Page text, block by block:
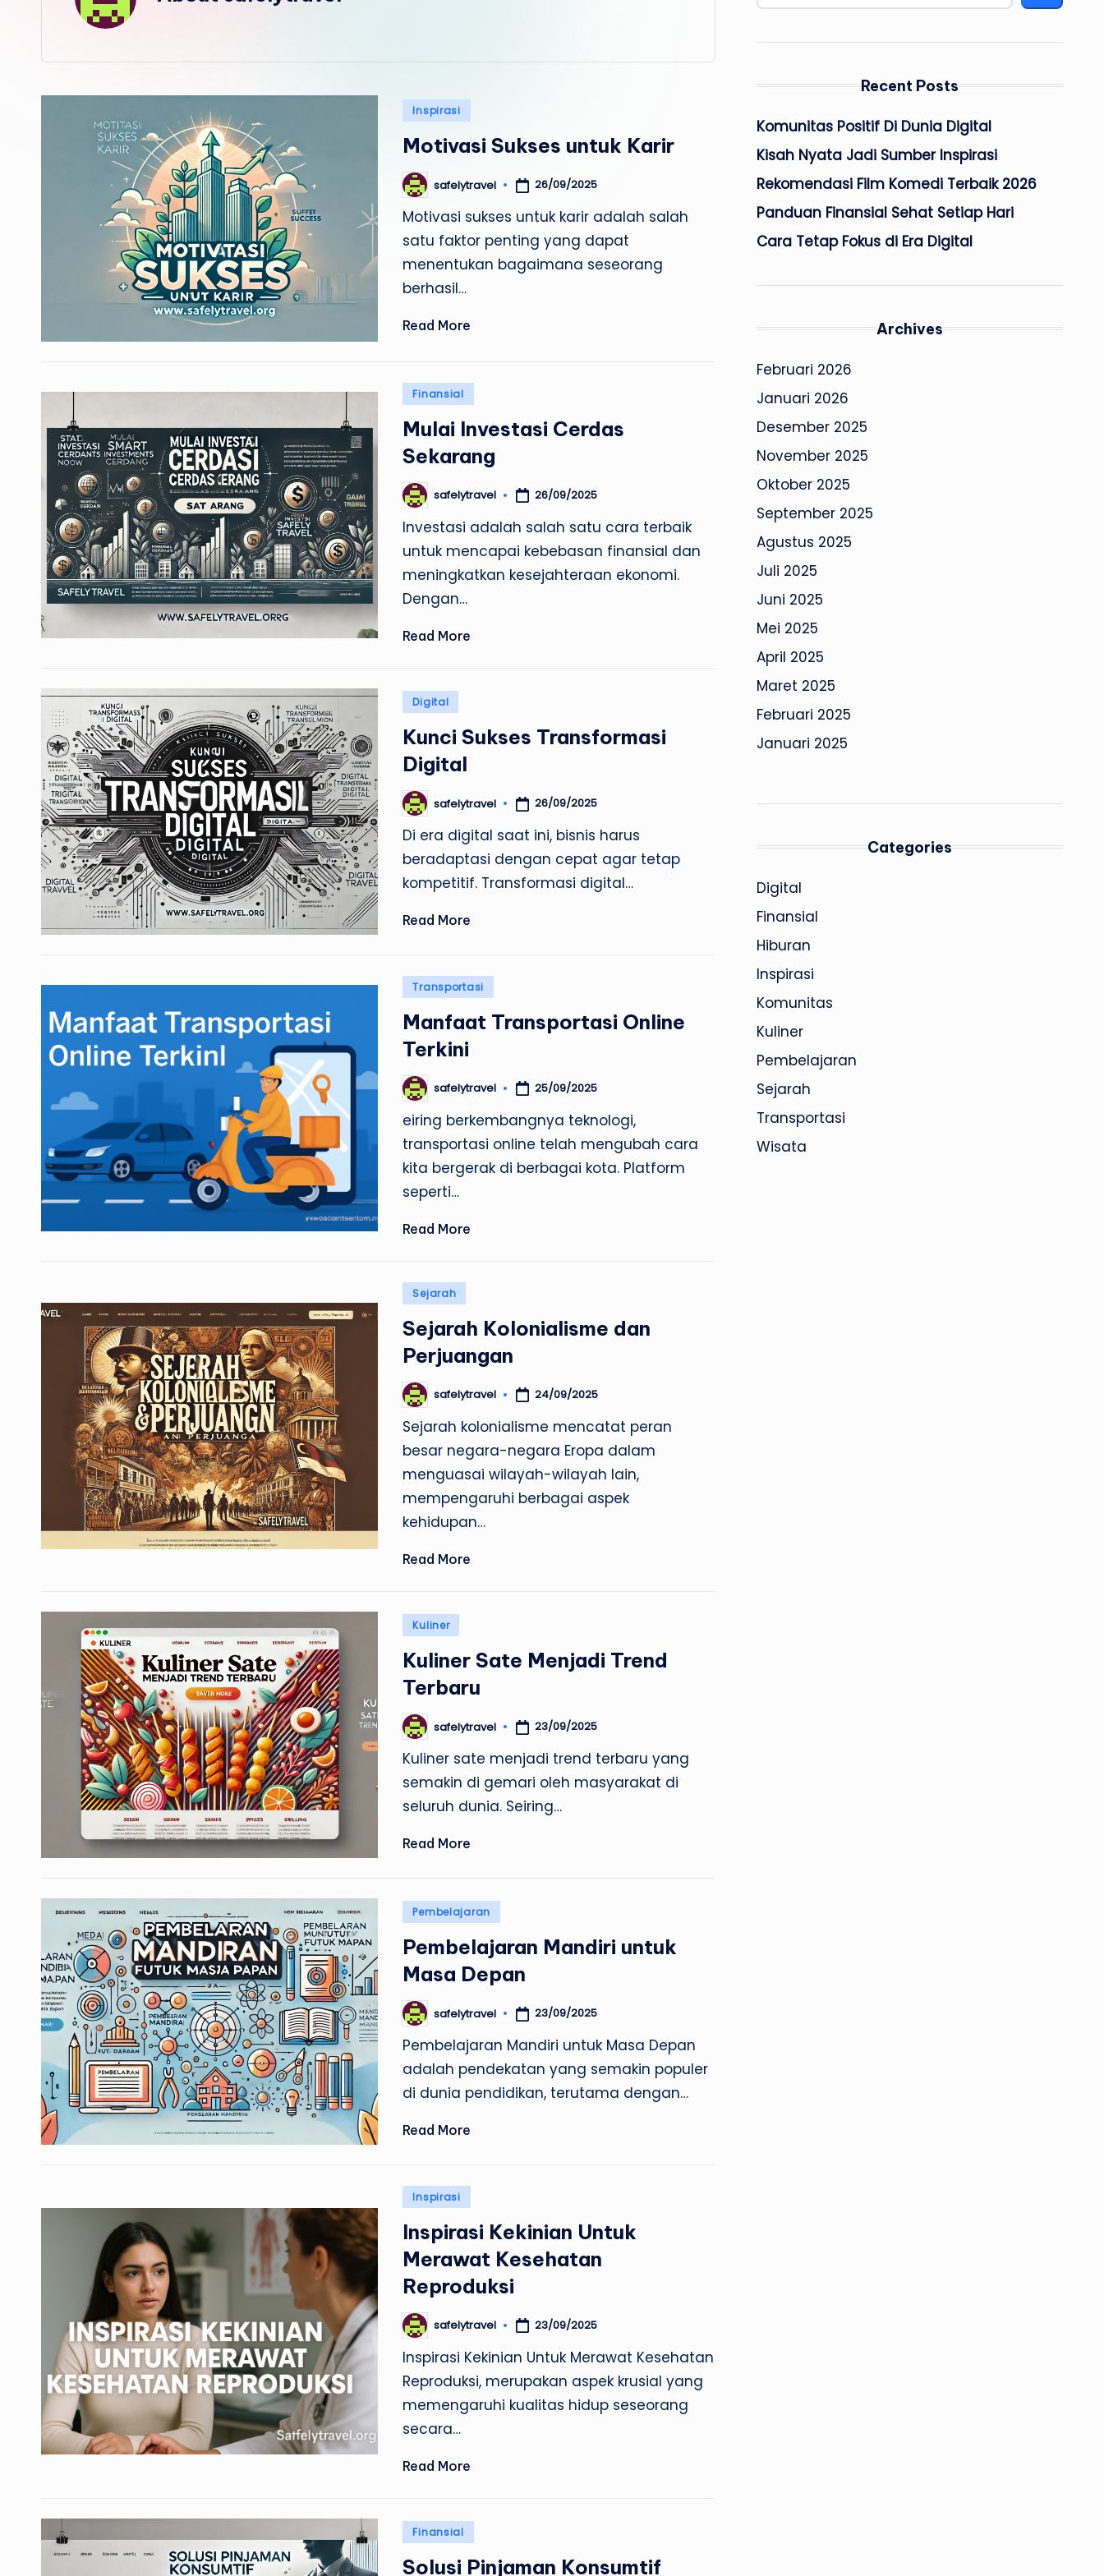
e
Posted
Inspirasi
Motivasi Sukses untuk Karir
Posted
by
safelytravel 26/09/2025
Motivasi sukses untuk karir adalah salah
satu faktor penting yang dapat
menentukan bagaimana seseorang
berhasil…
Read More
Posted
Finansial
Mulai Investasi Cerdas
Sekarang
Posted
by
safelytravel 26/09/2025
Investasi adalah salah satu cara terbaik
untuk mencapai kebebasan finansial dan
meningkatkan kesejahteraan ekonomi.
Dengan…
Read More
Posted
Digital
Kunci Sukses Transformasi
Digital
Posted
by
safelytravel 26/09/2025
Di era digital saat ini, bisnis harus
beradaptasi dengan cepat agar tetap
kompetitif. Transformasi digital…
Read More
Posted
Transportasi
Manfaat Transportasi Online
Terkini
Posted
by
safelytravel 25/09/2025
eiring berkembangnya teknologi,
transportasi online telah mengubah cara
kita bergerak di berbagai kota. Platform
seperti…
Read More
Posted
Sejarah
Sejarah Kolonialisme dan
Perjuangan
Posted
by
safelytravel 24/09/2025
Sejarah kolonialisme mencatat peran
besar negara-negara Eropa dalam
menguasai wilayah-wilayah lain,
mempengaruhi berbagai aspek
kehidupan…
Read More
Posted
Kuliner
Kuliner Sate Menjadi Trend
Terbaru
Posted
by
safelytravel 23/09/2025
Kuliner sate menjadi trend terbaru yang
semakin di gemari oleh masyarakat di
seluruh dunia. Seiring…
Read More
Posted
Pembelajaran
Pembelajaran Mandiri untuk
Masa Depan
Posted
by
safelytravel 23/09/2025
Pembelajaran Mandiri untuk Masa Depan
adalah pendekatan yang semakin populer
di dunia pendidikan, terutama dengan…
Read More
Posted
Inspirasi
Inspirasi Kekinian Untuk
Merawat Kesehatan
Reproduksi
Posted
by
safelytravel 23/09/2025
Inspirasi Kekinian Untuk Merawat Kesehatan
Reproduksi, merupakan aspek krusial yang
memengaruhi kualitas hidup seseorang
secara…
Read More
Posted
Finansial
Solusi Pinjaman Konsumtif
Recent Posts
Komunitas Positif Di Dunia Digital
Kisah Nyata Jadi Sumber Inspirasi
Rekomendasi Film Komedi Terbaik 2026
Panduan Finansial Sehat Setiap Hari
Cara Tetap Fokus di Era Digital
Archives
Februari 2026
Januari 2026
Desember 2025
November 2025
Oktober 2025
September 2025
Agustus 2025
Juli 2025
Juni 2025
Mei 2025
April 2025
Maret 2025
Februari 2025
Januari 2025
Categories
Digital
Finansial
Hiburan
Inspirasi
Komunitas
Kuliner
Pembelajaran
Sejarah
Transportasi
Wisata